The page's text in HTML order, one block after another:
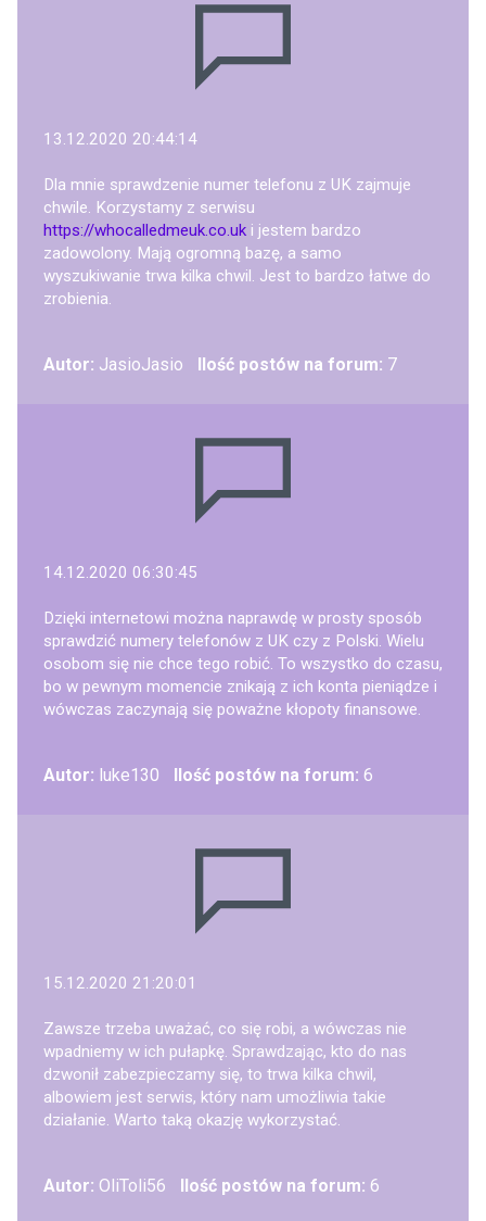
13.12.2020 20:44:14
Dla mnie sprawdzenie numer telefonu z UK zajmuje
chwile. Korzystamy z serwisu
https://whocalledmeuk.co.uk i jestem bardzo
zadowolony. Mają ogromną bazę, a samo
wyszukiwanie trwa kilka chwil. Jest to bardzo łatwe do
zrobienia.
Autor: JasioJasio Ilość postów na forum: 7
14.12.2020 06:30:45
Dzięki internetowi można naprawdę w prosty sposób
sprawdzić numery telefonów z UK czy z Polski. Wielu
osobom się nie chce tego robić. To wszystko do czasu,
bo w pewnym momencie znikają z ich konta pieniądze i
wówczas zaczynają się poważne kłopoty finansowe.
Autor: luke130 Ilość postów na forum: 6
15.12.2020 21:20:01
Zawsze trzeba uważać, co się robi, a wówczas nie
wpadniemy w ich pułapkę. Sprawdzając, kto do nas
dzwonił zabezpieczamy się, to trwa kilka chwil,
albowiem jest serwis, który nam umożliwia takie
działanie. Warto taką okazję wykorzystać.
Autor: OliToli56 Ilość postów na forum: 6